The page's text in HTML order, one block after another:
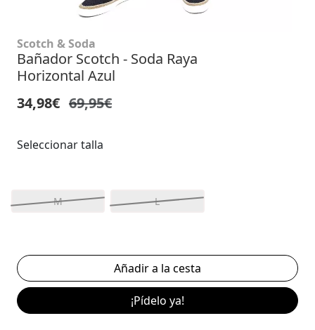
Scotch & Soda
Bañador Scotch - Soda Raya
Horizontal Azul
34,98€ 69,95€
Seleccionar talla
M L
¡Pídelo ya!